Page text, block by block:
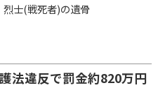
士(戦死者)の遺骨
法違反で罰金約820万円